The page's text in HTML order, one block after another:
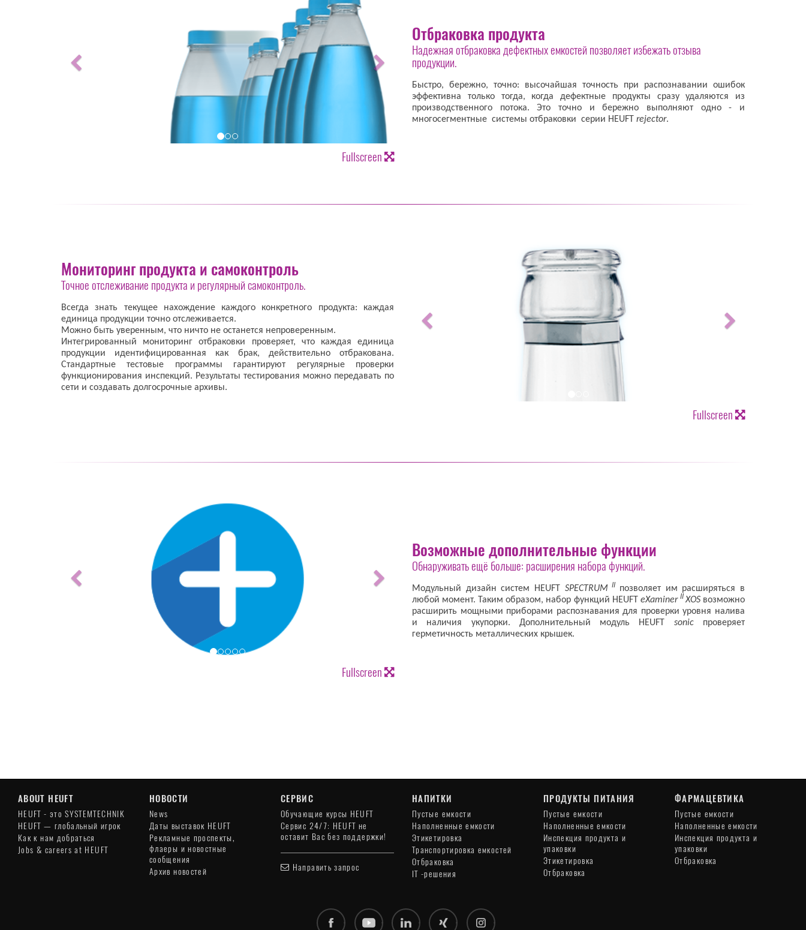
Fullscreen
Отбраковка продукта
Надежная отбраковка дефектных емкостей позволяет избежать отзыва
продукции.
Быстро, бережно, точно: высочайшая точность при распознавании ошибок
эффективна только тогда, когда дефектные продукты сразу удаляются из
производственного потока. Это точно и бережно выполняют одно - и
многосегментные системы отбраковки серии HEUFT rejector.
Мониторинг продукта и самоконтроль
Точное отслеживание продукта и регулярный самоконтроль.
Всегда знать текущее нахождение каждого конкретного продукта: каждая
единица продукции точно отслеживается.
Можно быть уверенным, что ничто не останется непроверенным.
Интегрированный мониторинг отбраковки проверяет, что каждая единица
продукции идентифицированная как брак, действительно отбракована.
Стандартные тестовые программы гарантируют регулярные проверки
функционирования инспекций. Результаты тестирования можно передавать по
сети и создавать долгосрочные архивы.
Fullscreen
Fullscreen
Возможные дополнительные функции
Обнаруживать ещё больше: расширения набора функций.
Модульный дизайн систем HEUFT SPECTRUM II позволяет им расширяться в
любой момент. Таким образом, набор функций HEUFT eXaminer II XOSвозможно
расширить мощными приборами распознавания для проверки уровня налива
и наличия укупорки. Дополнительный модуль HEUFT
sonicпроверяет
герметичность металлических крышек.
ABOUT HEUFT
HEUFT - это SYSTEMTECHNIK
HEUFT — глобальный игрок
Как к нам добраться
Jobs & careers at HEUFT
НОВОСТИ
News
Даты выставок HEUFT
Рекламные проспекты,
флаеры и новостные
сообщения
Архив новостей
СЕРВИС
Обучающие курсы HEUFT
Сервис 24/7: HEUFT не
оставит Вас без поддержки!
Направить запрос
НАПИТКИ
Пустые емкости
Наполненные емкости
Этикетировка
Транспортировка емкостей
Отбраковка
IT -решения
ПРОДУКТЫ ПИТАНИЯ
Пустые емкости
Наполненные емкости
Инспекция продукта и
упаковки
Этикетировка
Отбраковка
ФАРМАЦЕВТИКА
Пустые емкости
Наполненные емкости
Инспекция продукта и
упаковки
Отбраковка